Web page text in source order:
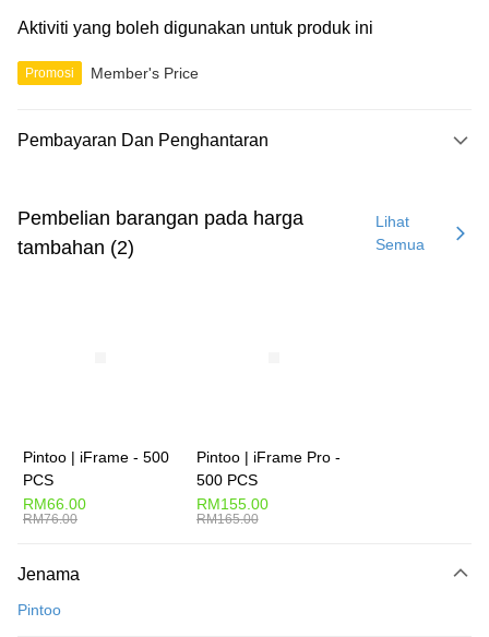
Aktiviti yang boleh digunakan untuk produk ini
Promosi Member's Price
Pembayaran Dan Penghantaran
Kad Kredit
Perbankan atas talian
Pilihan Penghantaran
Rumah penghantaran
Rumah penghantaran
Penghantaran percuma
Pembelian barangan pada harga
tambahan (2)
Lihat
Semua
Pintoo | iFrame - 500
PCS
RM66.00
RM76.00
Pintoo | iFrame Pro -
500 PCS
RM155.00
RM165.00
Jenama
Pintoo